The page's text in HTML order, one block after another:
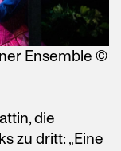
Ensemble ©
die
zu dritt: „Eine